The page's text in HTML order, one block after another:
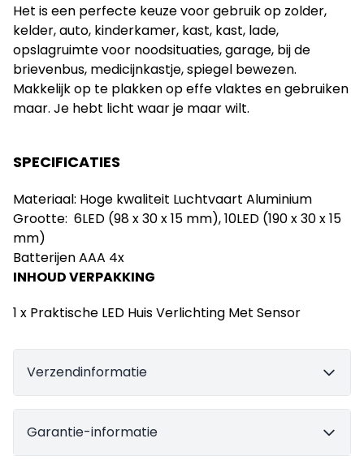
Het is een perfecte keuze voor gebruik op zolder,
kelder, auto, kinderkamer, kast, kast, lade,
opslagruimte voor noodsituaties, garage, bij de
brievenbus, medicijnkastje, spiegel bewezen.
Makkelijk op te plakken op effe vlaktes en gebruiken
maar. Je hebt licht waar je maar wilt.
SPECIFICATIES
Materiaal: Hoge kwaliteit Luchtvaart Aluminium
Grootte: 6LED (98 x 30 x 15 mm), 10LED (190 x 30 x 15
mm)
Batterijen AAA 4x
INHOUD VERPAKKING
1 x Praktische LED Huis Verlichting Met Sensor
Verzendinformatie
Garantie-informatie